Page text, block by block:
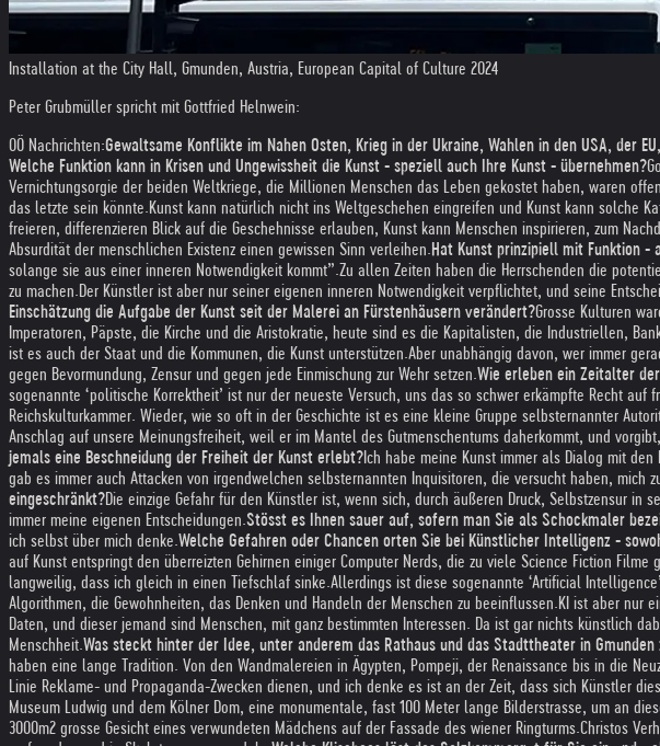
Installation at the City Hall, Gmunden, Austria, European Capital of Culture 2024
Peter Grubmüller spricht mit Gottfried Helnwein:
OÖ Nachrichten:Gewaltsame Konflikte im Nahen Osten, Krieg in der Ukraine, Wahlen in den USA, der
Welche Funktion kann in Krisen und Ungewissheit die Kunst - speziell auch Ihre Kunst - übernehmen?
Vernichtungsorgie der beiden Weltkriege, die Millionen Menschen das Leben gekostet haben, waren
das letzte sein könnte.Kunst kann natürlich nicht ins Weltgeschehen eingreifen und Kunst kann solche
freieren, differenzieren Blick auf die Geschehnisse erlauben, Kunst kann Menschen inspirieren, zum
Absurdität der menschlichen Existenz einen gewissen Sinn verleihen.Hat Kunst prinzipiell mit Funktion -
solange sie aus einer inneren Notwendigkeit kommt”.Zu allen Zeiten haben die Herrschenden die
zu machen. Der Künstler ist aber nur seiner eigenen inneren Notwendigkeit verpflichtet, und seine
Einschätzung die Aufgabe der Kunst seit der Malerei an Fürstenhäusern verändert?Grosse Kulturen
Imperatoren, Päpste, die Kirche und die Aristokratie, heute sind es die Kapitalisten, die Industriellen,
ist es auch der Staat und die Kommunen, die Kunst unterstützen.Aber unabhängig davon, wer immer
gegen Bevormundung, Zensur und gegen jede Einmischung zur Wehr setzen.Wie erleben ein Zeitalter
sogenannte ‘politische Korrektheit’ ist nur der neueste Versuch, uns das so schwer erkämpfte Recht
Reichskulturkammer. Wieder, wie so oft in der Geschichte ist es eine kleine Gruppe selbsternannter
Anschlag auf unsere Meinungsfreiheit, weil er im Mantel des Gutmenschentums daherkommt, und
jemals eine Beschneidung der Freiheit der Kunst erlebt?Ich habe meine Kunst immer als Dialog mit
gab es immer auch Attacken von irgendwelchen selbsternannten Inquisitoren, die versucht haben, mich
eingeschränkt? Die einzige Gefahr für den Künstler ist, wenn sich, durch äußeren Druck, Selbstzensur
immer meine eigenen Entscheidungen.Stösst es Ihnen sauer auf, sofern man Sie als Schockmaler
ich selbst über mich denke.Welche Gefahren oder Chancen orten Sie bei Künstlicher Intelligenz -
auf Kunst entspringt den überreizten Gehirnen einiger Computer Nerds, die zu viele Science Fiction
langweilig, dass ich gleich in einen Tiefschlaf sinke.Allerdings ist diese sogenannte ‘Artificial
Algorithmen, die Gewohnheiten, das Denken und Handeln der Menschen zu beeinflussen.KI ist aber nur
Daten, und dieser jemand sind Menschen, mit ganz bestimmten Interessen. Da ist gar nichts künstlich
Menschheit.Was steckt hinter der Idee, unter anderem das Rathaus und das Stadttheater in
haben eine lange Tradition. Von den Wandmalereien in Ägypten, Pompeji, der Renaissance bis in die
Linie Reklame- und Propaganda-Zwecken dienen, und ich denke es ist an der Zeit, dass sich Künstler
Museum Ludwig und dem Kölner Dom, eine monumentale, fast 100 Meter lange Bilderstrasse, um an
3000m2 grosse Gesicht eines verwundeten Mädchens auf der Fassade des wiener Ringturms.Christos